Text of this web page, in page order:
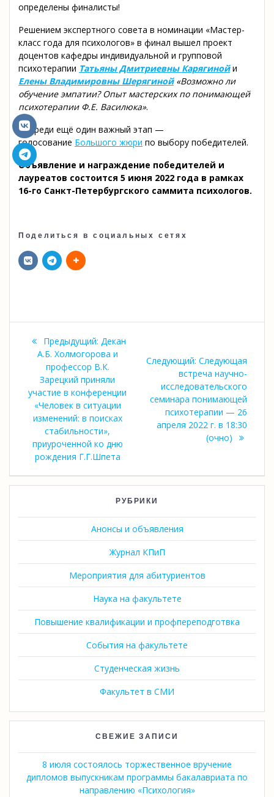
определены финалисты!
Решением экспертного совета в номинации «Мастер-
класс года для психологов» в финал вышел проект
доцентов кафедры индивидуальной и групповой
психотерапии Татьяны Дмитриевны Карягинойи
Елены Владимировны Шерягиной «Возможно ли
обучение эмпатии? Опыт мастерских по понимающей
психотерапии Ф.Е. Василюка».
Впереди ещё один важный этап —
голосование Большого жюри по выбору победителей.
Объявление и награждение победителей и
лауреатов состоится 5 июня 2022 года в рамках
16-го Санкт-Петербургского саммита психологов.
Поделиться в социальных сетях
Навигация
записям
Предыдущий: Предыдущая
запись:
Декан
А.Б. Холмогорова и
профессор В.К.
Зарецкий приняли
участие в конференции
«Человек в ситуации
изменений: в поисках
стабильности»,
приуроченной ко дню
рождения Г.Г.Шпета
Следующий: Следующая
запись:
Следующая
встреча научно-
исследовательского
семинара понимающей
психотерапии — 26
апреля 2022 г. в 18:30
(очно)
РУБРИКИ
Анонсы и объявления
Журнал КПиП
Мероприятия для абитуриентов
Наука на факультете
Повышение квалификации и профпереподготвка
События на факультете
Студенческая жизнь
Факультет в СМИ
СВЕЖИЕ ЗАПИСИ
8 июля состоялось торжественное вручение
дипломов выпускникам программы бакалавриата по
направлению «Психология»